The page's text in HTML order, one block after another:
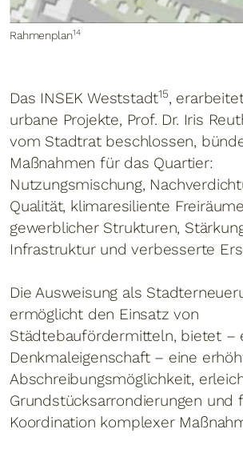
Rahmenplan14
Das INSEK Weststadt15,
urbane Projekte, Prof. Dr. Iris
vom Stadtrat beschlossen,
Maßnahmen für das Quartier:
Nutzungsmischung,
Qualität, klimaresiliente
gewerblicher Strukturen,
Infrastruktur und verbesserte
Die Ausweisung als
ermöglicht den Einsatz von
Städtebaufördermitteln, bietet –
Denkmaleigenschaft – eine
Abschreibungsmöglichkeit,
Grundstücksarrondierungen und
Koordination komplexer